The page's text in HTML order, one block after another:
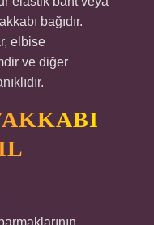
bağıdır.
elbise
ve diğer